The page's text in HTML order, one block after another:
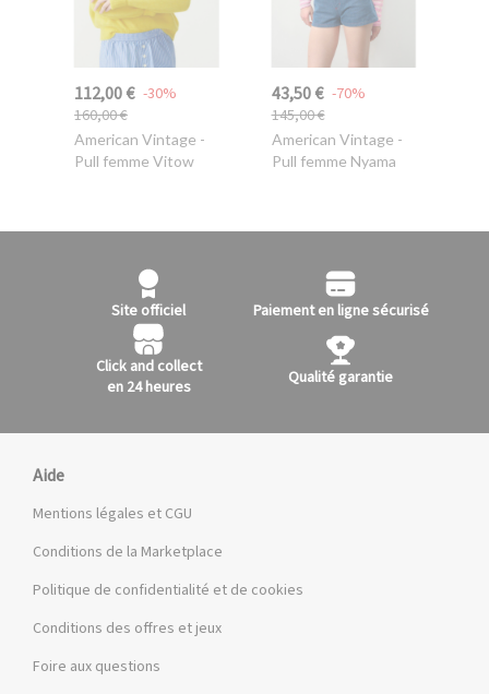
112,00 €
160,00 €
-30%
American Vintage -
Pull femme Vitow
43,50 €
145,00 €
-70%
American Vintage -
Pull femme Nyama
Site officiel Paiement en ligne sécurisé
Click and collect
en 24 heures
Qualité garantie
Aide
Mentions légales et CGU
Conditions de la Marketplace
Politique de confidentialité et de cookies
Conditions des offres et jeux
Foire aux questions